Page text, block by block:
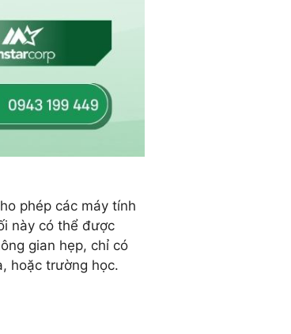
phép các máy tính
này có thể được
gian hẹp, chỉ có
hoặc trường học.